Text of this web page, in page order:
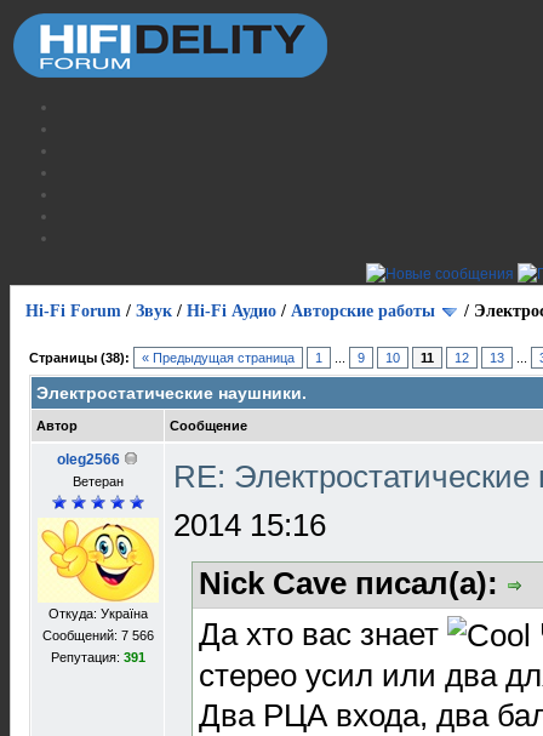
Hi-Fi Forum / Звук / Hi-Fi Аудио / Авторские работы /
Страницы (38): « Предыдущая страница 1 9 10 11 12 13
Электростатические наушники.
Автор Сообщение
oleg2566
Ветеран
Откуда: Україна
Сообщений: 7 566
Репутация: 391
RE:
2014 15:16
Nick Cave писал(а):
Да хто вас знает
стерео усил или два
Два РЦА входа, два